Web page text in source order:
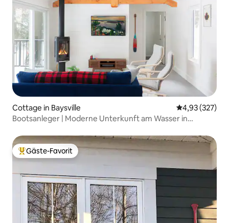
Cottage in Baysville
4,93 (327)
Bootsanleger | Moderne Unterkunft am Wasser in
Beliebter Gäste-Favorit.
Gäste-Favorit